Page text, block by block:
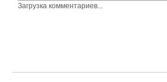
Загрузка комментариев...